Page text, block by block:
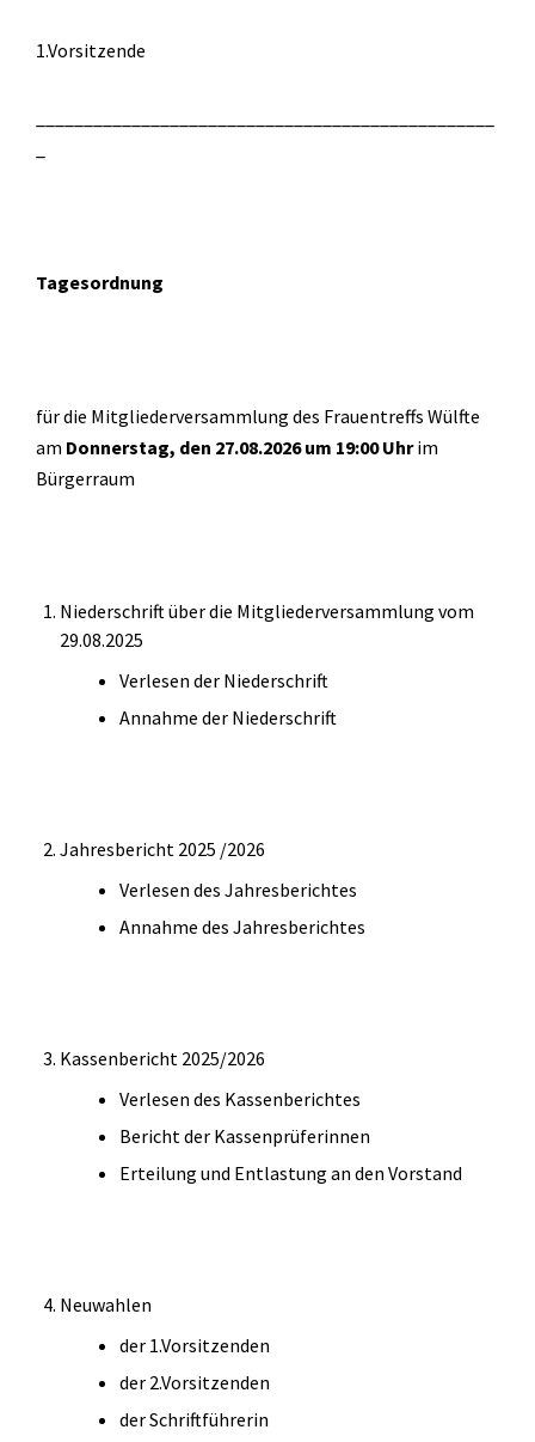
1.Vorsitzende
Tagesordnung
für die Mitgliederversammlung des Frauentreffs Wülfte
am Donnerstag, den 27.08.2026 um 19:00 Uhrim
Bürgerraum
Niederschrift über die Mitgliederversammlung vom
29.08.2025
Verlesen der Niederschrift
Annahme der Niederschrift
Jahresbericht 2025 /2026
Verlesen des Jahresberichtes
Annahme des Jahresberichtes
Kassenbericht 2025/2026
Verlesen des Kassenberichtes
Bericht der Kassenprüferinnen
Erteilung und Entlastung an den Vorstand
Neuwahlen
der 1.Vorsitzenden
der 2.Vorsitzenden
der Schriftführerin